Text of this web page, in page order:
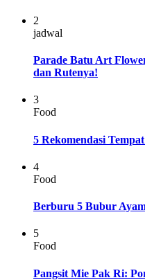
2
jadwal
Parade Batu Art
dan Rutenya!
3
Food
5 Rekomendasi
4
Food
Berburu 5 Bubur
5
Food
Pangsit Mie Pak Ri: